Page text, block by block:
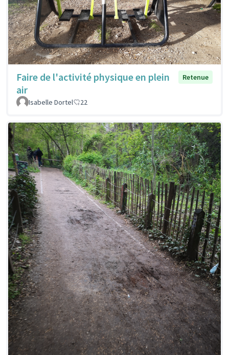
Faire de l'activité physique en plein
air
Retenue
Isabelle Dortel 22